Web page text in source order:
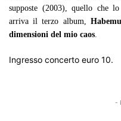
supposte (2003), quello che
arriva il terzo album,
dimensioni del mio caos.
Ingresso concerto euro 10.
-